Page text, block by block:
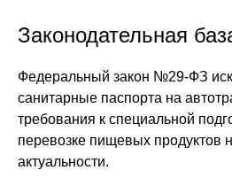
Законодательная
Федеральный закон №29-ФЗ
санитарные паспорта на
требования к специальной
перевозке пищевых продуктов
актуальности.